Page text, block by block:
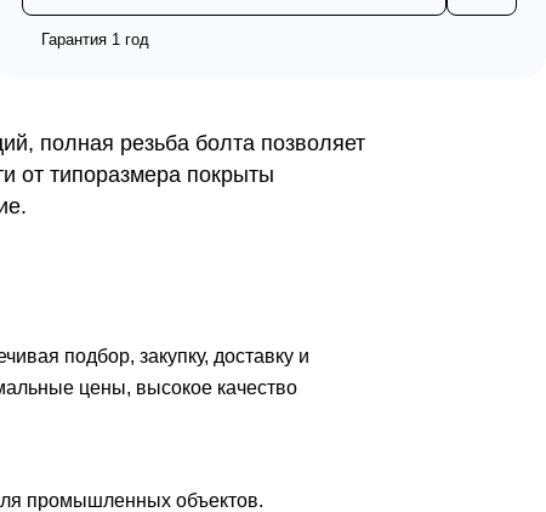
Гарантия 1 год
полная резьба болта позволяет
от типоразмера покрыты
подбор, закупку, доставку и
цены, высокое качество
промышленных объектов.